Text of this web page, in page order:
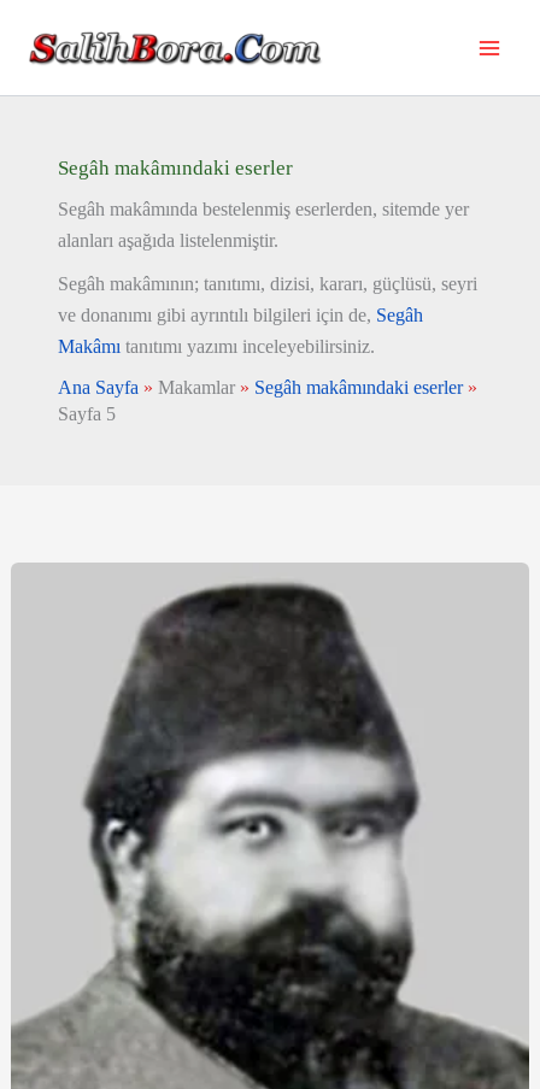
Segâh makâmındaki eserler
Segâh makâmında bestelenmiş eserlerden, sitemde yer
alanları aşağıda listelenmiştir.
Segâh makâmının; tanıtımı, dizisi, kararı, güçlüsü, seyri
ve donanımı gibi ayrıntılı bilgileri için de, Segâh
Makâmı tanıtımı yazımı inceleyebilirsiniz.
Ana Sayfa » Makamlar » Segâh makâmındaki eserler»
Sayfa 5